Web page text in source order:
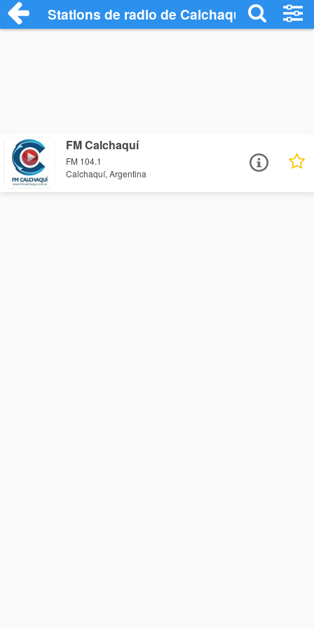
Stations de radio de Calchaquí
FM Calchaquí
FM 104.1
Calchaquí, Argentina